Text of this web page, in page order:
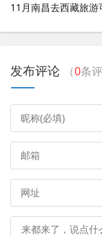
11月南昌去西藏旅游
发布评论 （0条